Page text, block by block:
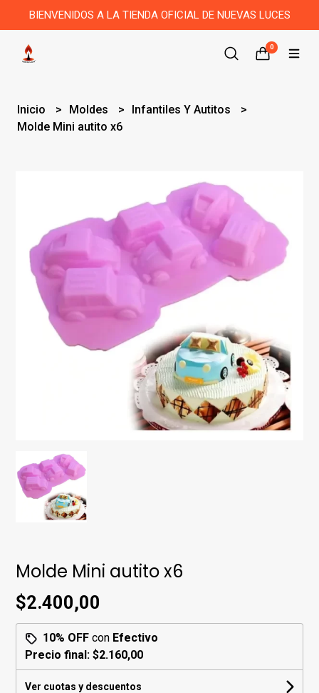
BIENVENIDOS A LA TIENDA OFICIAL DE NUEVAS LUCES
0
Inicio Moldes
Infantiles Y Autitos
Molde Mini autito x6
Molde Mini autito x6
$2.400,00
10% OFF con Efectivo
Precio final:$2.160,00
Ver cuotas y descuentos